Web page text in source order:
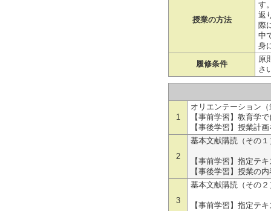
授業の方法
す
返
際
中
身
履修条件
原
さ
1
オリエンテーション
【事前学習】教育学
【事後学習】授業計
2
基本文献購読（その
【事前学習】指定テ
【事後学習】授業の
3
基本文献購読（その
【事前学習】指定テ